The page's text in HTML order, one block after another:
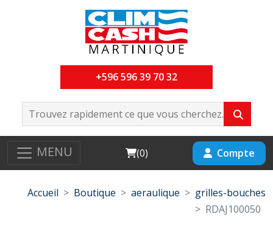
+596 596 39 70 32
MENU Cart
(0) Compte
Accueil Boutique aeraulique
grilles-bouches
RDAJ100050